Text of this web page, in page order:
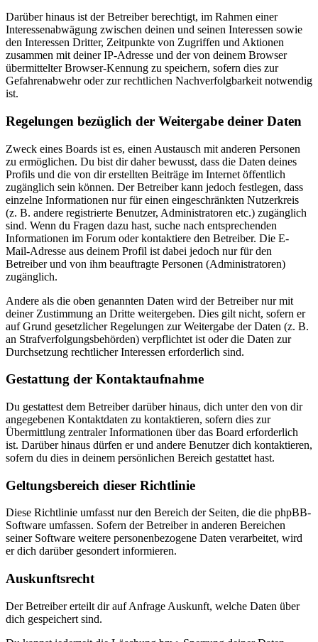
Darüber hinaus ist der Betreiber berechtigt, im Rahmen einer
Interessenabwägung zwischen deinen und seinen Interessen sowie
den Interessen Dritter, Zeitpunkte von Zugriffen und Aktionen
zusammen mit deiner IP-Adresse und der von deinem Browser
übermittelter Browser-Kennung zu speichern, sofern dies zur
Gefahrenabwehr oder zur rechtlichen Nachverfolgbarkeit notwendig
ist.
Regelungen bezüglich der Weitergabe deiner Daten
Zweck eines Boards ist es, einen Austausch mit anderen Personen
zu ermöglichen. Du bist dir daher bewusst, dass die Daten deines
Profils und die von dir erstellten Beiträge im Internet öffentlich
zugänglich sein können. Der Betreiber kann jedoch festlegen, dass
einzelne Informationen nur für einen eingeschränkten Nutzerkreis
(z. B. andere registrierte Benutzer, Administratoren etc.) zugänglich
sind. Wenn du Fragen dazu hast, suche nach entsprechenden
Informationen im Forum oder kontaktiere den Betreiber. Die E-
Mail-Adresse aus deinem Profil ist dabei jedoch nur für den
Betreiber und von ihm beauftragte Personen (Administratoren)
zugänglich.
Andere als die oben genannten Daten wird der Betreiber nur mit
deiner Zustimmung an Dritte weitergeben. Dies gilt nicht, sofern er
auf Grund gesetzlicher Regelungen zur Weitergabe der Daten (z. B.
an Strafverfolgungsbehörden) verpflichtet ist oder die Daten zur
Durchsetzung rechtlicher Interessen erforderlich sind.
Gestattung der Kontaktaufnahme
Du gestattest dem Betreiber darüber hinaus, dich unter den von dir
angegebenen Kontaktdaten zu kontaktieren, sofern dies zur
Übermittlung zentraler Informationen über das Board erforderlich
ist. Darüber hinaus dürfen er und andere Benutzer dich kontaktieren,
sofern du dies in deinem persönlichen Bereich gestattet hast.
Geltungsbereich dieser Richtlinie
Diese Richtlinie umfasst nur den Bereich der Seiten, die die phpBB-
Software umfassen. Sofern der Betreiber in anderen Bereichen
seiner Software weitere personenbezogene Daten verarbeitet, wird
er dich darüber gesondert informieren.
Auskunftsrecht
Der Betreiber erteilt dir auf Anfrage Auskunft, welche Daten über
dich gespeichert sind.